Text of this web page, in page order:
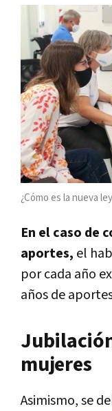
¿Cómo es la nueva
En el caso de
aportes, el
por cada año
años de
mujeres
Asimismo, se